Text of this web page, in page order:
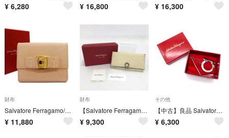
¥ 6,280 ¥ 16,800 ¥ 16,300
財布
Salvatore Ferragamo/サルヴァトーレフェラガモ/ヴァラ/Wホック/財布/コンパクトウォレット/ピンク/FB1340
¥ 11,880
財布
【Salvatore Ferragamo】フェラガモ ガンチーニクリップ長財布 ガンチーニモチーフ レザー レディース 長財布 コ
¥ 9,300
その他
【中古】良品 SalvatoreFeragamoフェラガモ ガンチーニ シルバー スカーフリング fY11339N
¥ 6,300